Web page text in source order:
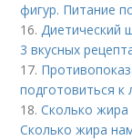
фигур. Питание
16.Диетический
3 вкусных
17.
подготовиться к
18.Сколько
Сколько жира